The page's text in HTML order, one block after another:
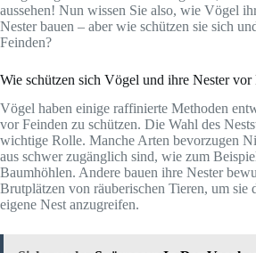
aussehen! Nun wissen Sie also, wie Vögel
Nester bauen – aber wie schützen sie sich
Feinden?
Wie schützen sich Vögel und ihre Nester vor
Vögel haben einige raffinierte Methoden
vor Feinden zu schützen. Die Wahl des
wichtige Rolle. Manche Arten bevorzugen
aus schwer zugänglich sind, wie zum
Baumhöhlen. Andere bauen ihre Nester
Brutplätzen von räuberischen Tieren, um sie
eigene Nest anzugreifen.